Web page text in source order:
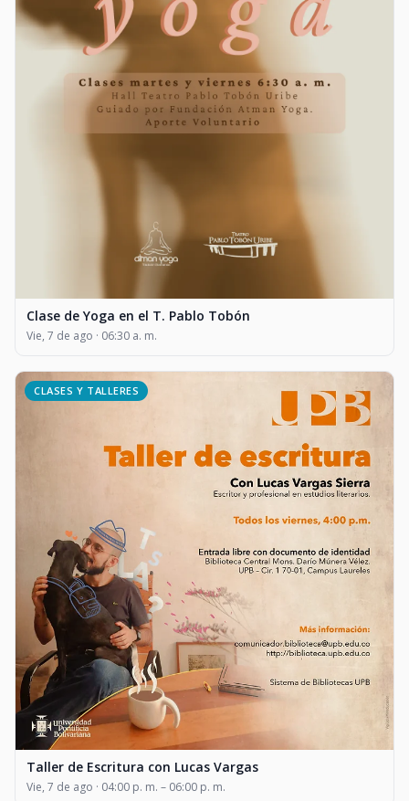
Clase de Yoga en el T. Pablo Tobón
Vie, 7 de ago · 06:30 a. m.
CLASES Y TALLERES
Taller de Escritura con Lucas Vargas
Vie, 7 de ago · 04:00 p. m. – 06:00 p. m.